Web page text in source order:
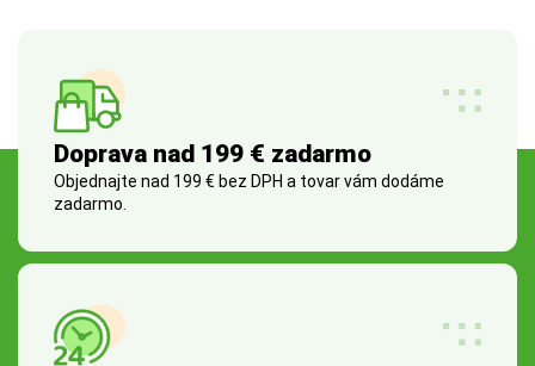
Doprava nad 199 € zadarmo
Objednajte nad 199 € bez DPH a tovar vám dodáme
zadarmo.